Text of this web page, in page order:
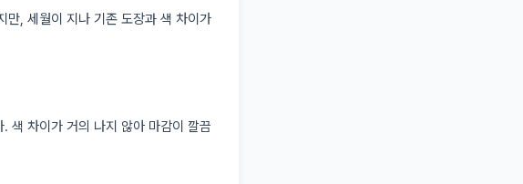
만, 세월이 지나 기존 도장과 색 차이가
색 차이가 거의 나지 않아 마감이 깔끔